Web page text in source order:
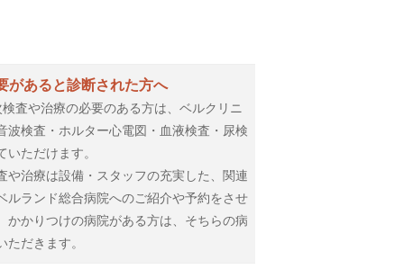
があると診断された方へ
査や治療の必要のある方は、ベルクリニ
波検査・ホルター心電図・血液検査・尿検
ただけます。
や治療は設備・スタッフの充実した、関連
ルランド総合病院へのご紹介や予約をさせ
かかりつけの病院がある方は、そちらの病
だきます。